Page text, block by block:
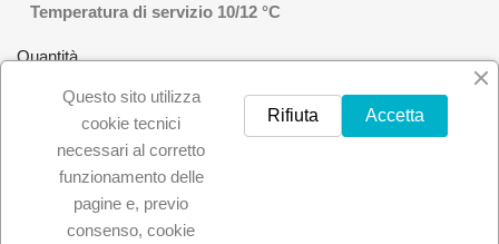
Temperatura di servizio 10/12 °C
Quantità
 AGGIUNGI AL CARRELLO
Dettagli del prodotto
Questo sito utilizza
cookie tecnici
necessari al corretto
funzionamento delle
pagine e, previo
consenso, cookie
Accetta
Rifiuta